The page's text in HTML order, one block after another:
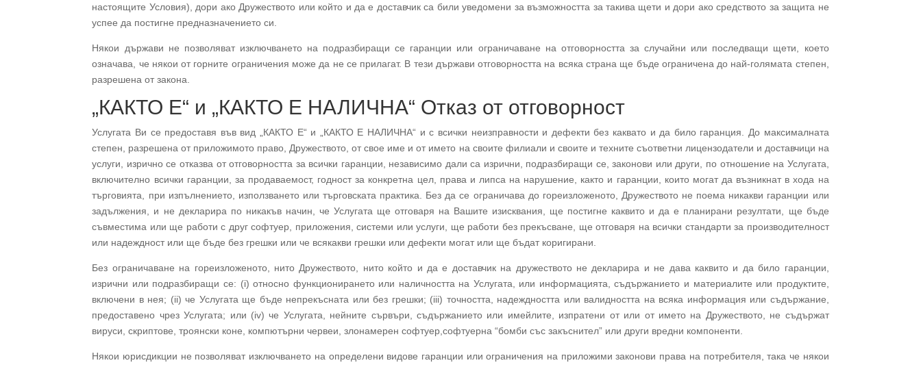
настоящите Условия), дори ако Дружеството или който и да е доставчик са били уведомени за възможността за такива щети и дори ако средството за защита не
успее да постигне предназначението си.
Някои държави не позволяват изключването на подразбиращи се гаранции или ограничаване на отговорността за случайни или последващи щети, което
означава, че някои от горните ограничения може да не се прилагат. В тези държави отговорността на всяка страна ще бъде ограничена до най-голямата степен,
разрешена от закона.
„КАКТО Е“ и „КАКТО Е НАЛИЧНА“ Отказ от отговорност
Услугата Ви се предоставя във вид „КАКТО Е“ и „КАКТО Е НАЛИЧНА“ и с всички неизправности и дефекти без каквато и да било гаранция. До максималната
степен, разрешена от приложимото право, Дружеството, от свое име и от името на своите филиали и своите и техните съответни лицензодатели и доставчици на
услуги, изрично се отказва от отговорността за всички гаранции, независимо дали са изрични, подразбиращи се, законови или други, по отношение на Услугата,
включително всички гаранции, за продаваемост, годност за конкретна цел, права и липса на нарушение, както и гаранции, които могат да възникнат в хода на
търговията, при изпълнението, използването или търговската практика. Без да се ограничава до гореизложеното, Дружеството не поема никакви гаранции или
задължения, и не декларира по никакъв начин, че Услугата ще отговаря на Вашите изисквания, ще постигне каквито и да е планирани резултати, ще бъде
съвместима или ще работи с друг софтуер, приложения, системи или услуги, ще работи без прекъсване, ще отговаря на всички стандарти за производителност
или надеждност или ще бъде без грешки или че всякакви грешки или дефекти могат или ще бъдат коригирани.
Без ограничаване на гореизложеното, нито Дружеството, нито който и да е доставчик на дружеството не декларира и не дава каквито и да било гаранции,
изрични или подразбиращи се: (i) относно функционирането или наличността на Услугата, или информацията, съдържанието и материалите или продуктите,
включени в нея; (ii) че Услугата ще бъде непрекъсната или без грешки; (iii) точността, надеждността или валидността на всяка информация или съдържание,
предоставено чрез Услугата; или (iv) че Услугата, нейните сървъри, съдържанието или имейлите, изпратени от или от името на Дружеството, не съдържат
вируси, скриптове, троянски коне, компютърни червеи, злонамерен софтуер,софтуерна “бомби със закъснител” или други вредни компоненти.
Някои юрисдикции не позволяват изключването на определени видове гаранции или ограничения на приложими законови права на потребителя, така че някои